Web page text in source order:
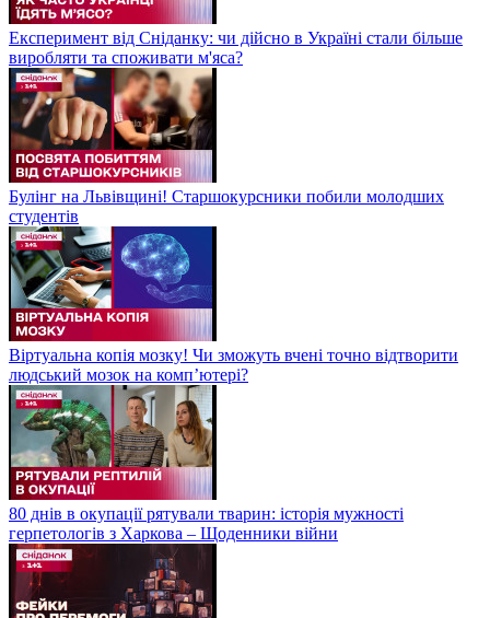
Експеримент від Сніданку: чи дійсно в Україні стали більше
виробляти та споживати м'яса?
Булінг на Львівщині! Старшокурсники побили молодших
студентів
Віртуальна копія мозку! Чи зможуть вчені точно відтворити
людський мозок на компʼютері?
80 днів в окупації рятували тварин: історія мужності
герпетологів з Харкова – Щоденники війни